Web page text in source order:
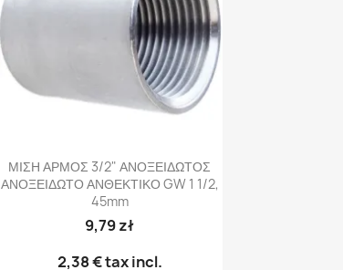
Γρήγορη προβολή
ΜΙΣΗ ΑΡΜΟΣ 3/2" ΑΝΟΞΕΙΔΩΤΟΣ
ΑΝΟΞΕΙΔΩΤΟ ΑΝΘΕΚΤΙΚΟ GW 1 1/2,
45mm
9,79 zł
2,38 €tax incl.